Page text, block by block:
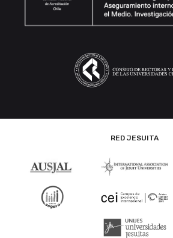
RED JESUITA